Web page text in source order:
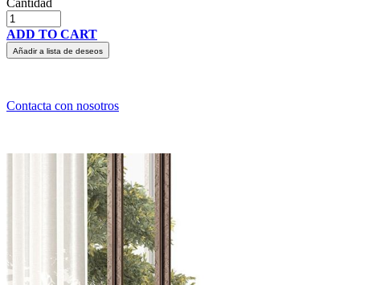
ADD TO CART
Añadir a lista de deseos
Contacta con nosotros